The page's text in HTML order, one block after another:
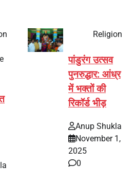
Religion
पांडुरंग उत्सव
पुनरुद्धार: आंध्र
में भक्तों की
रिकॉर्ड भीड़
Anup Shukla
November 1,
2025
0